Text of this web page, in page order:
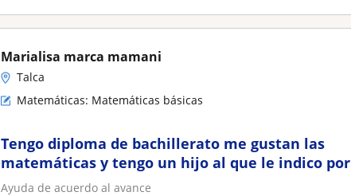
Marialisa marca mamani
Talca
Matemáticas: Matemáticas básicas
Tengo diploma de bachillerato me gustan las
matemáticas y tengo un hijo al que le indico por
videollamada
Ayuda de acuerdo al avance